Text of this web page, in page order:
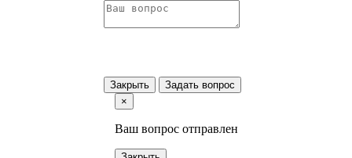
Закрыть
Задать вопрос
×
Ваш вопрос отправлен